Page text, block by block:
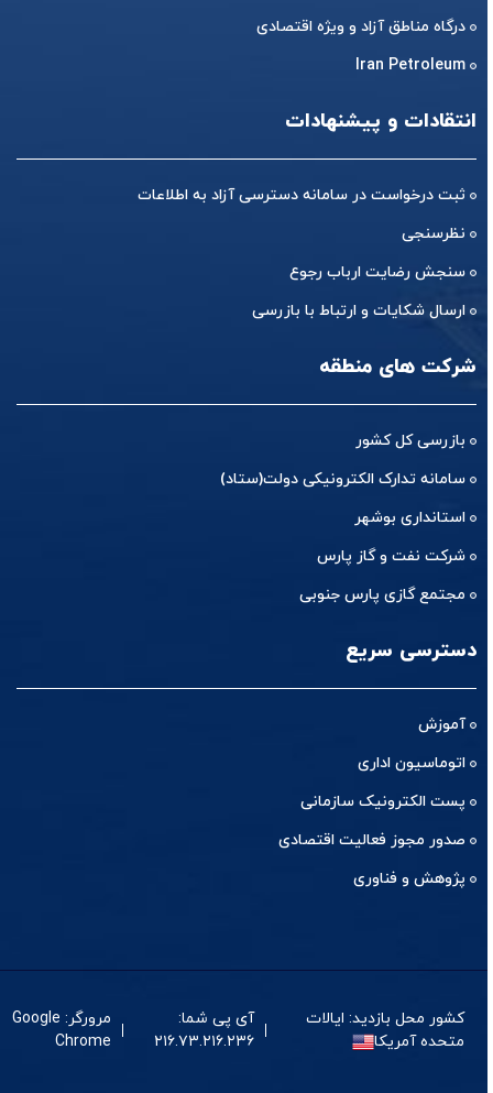
درگاه مناطق آزاد و ویژه اقتصادی
Iran Petroleum
انتقادات و پیشنهادات
ثبت درخواست در سامانه دسترسی آزاد به اطلاعات
نظرسنجی
سنجش رضایت ارباب رجوع
ارسال شکایات و ارتباط با بازرسی
شرکت های منطقه
بازرسی کل کشور
سامانه تدارک الکترونیکی دولت(ستاد)
استانداری بوشهر
شرکت نفت و گاز پارس
مجتمع گازی پارس جنوبی
دسترسی سریع
آموزش
اتوماسیون اداری
پست الکترونیک سازمانی
صدور مجوز فعالیت اقتصادی
پژوهش و فناوری
کشور محل بازدید: ایالات
متحده آمریکا
آی پی شما:
۲۱۶.۷۳.۲۱۶.۲۳۶
مرورگر: Google
Chrome